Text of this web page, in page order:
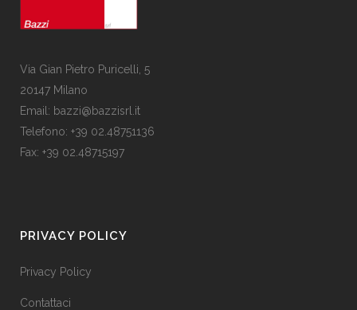
Via Gian Pietro Puricelli, 5
20147 Milano
Email: bazzi@bazzisrl.it
Telefono: +39 02.48751136
Fax: +39 02.48715197
PRIVACY POLICY
Privacy Policy
Contattaci